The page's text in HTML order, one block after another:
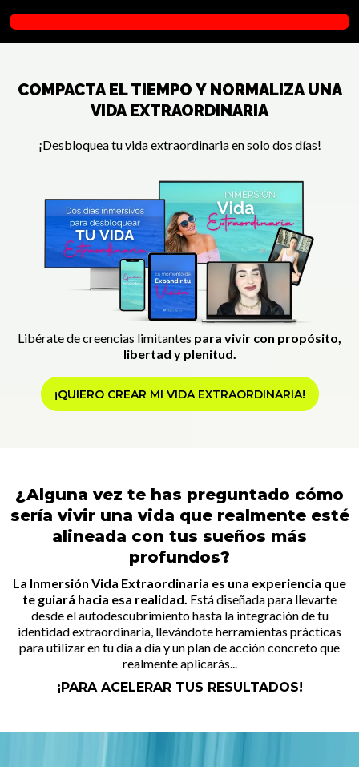
COMPACTA EL TIEMPO Y NORMALIZA UNA
VIDA EXTRAORDINARIA
¡Desbloquea tu vida extraordinaria en solo dos días!
Libérate de creencias limitantes para vivir con propósito,
libertad y plenitud.
¡QUIERO CREAR MI VIDA EXTRAORDINARIA!
¿Alguna vez te has preguntado cómo
sería vivir una vida que realmente esté
alineada con tus sueños más
profundos?
La Inmersión Vida Extraordinaria es una experiencia que
te guiará hacia esa realidad. Está diseñada para llevarte
desde el autodescubrimiento hasta la integración de tu
identidad extraordinaria, llevándote herramientas prácticas
para utilizar en tu día a día y un plan de acción concreto que
realmente aplicarás...
¡PARA ACELERAR TUS RESULTADOS!